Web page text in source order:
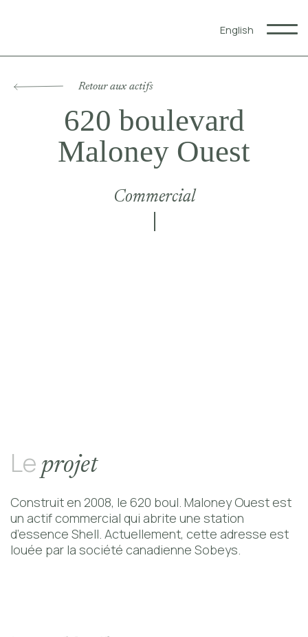
English
Qui nous sommes
Notre impact
Partenaires
Retour aux actifs
620 boulevard
Maloney Ouest
Commercial
Le projet
Construit en 2008, le 620 boul. Maloney Ouest est
un actif commercial qui abrite une station
d’essence Shell. Actuellement, cette adresse est
louée par la société canadienne Sobeys.